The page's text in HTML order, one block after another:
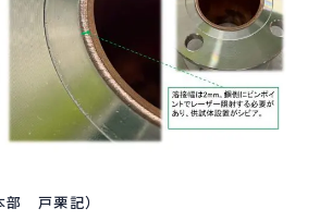
部 戸栗記）